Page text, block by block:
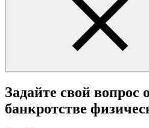
Задайте свой вопрос
банкротстве